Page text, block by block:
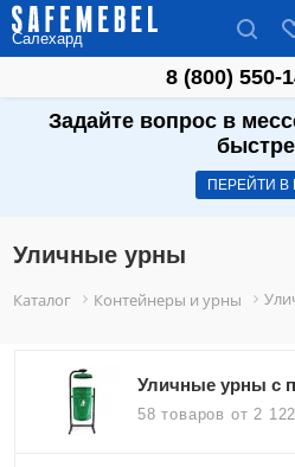
Салехард
8 (800) 550-
Задайте вопрос в
ПЕРЕЙТИ В
Уличные урны
Каталог Контейнеры и урны
Уличные урны с
58 товаров от 2